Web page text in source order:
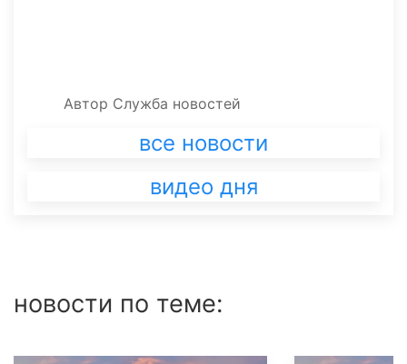
Автор Служба новостей
все новости
видео дня
новости по теме: